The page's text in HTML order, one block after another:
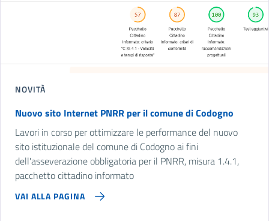
NOVITÀ
Nuovo sito Internet PNRR per il comune di Codogno
Lavori in corso per ottimizzare le performance del nuovo
sito istituzionale del comune di Codogno ai fini
dell'asseverazione obbligatoria per il PNRR, misura 1.4.1,
pacchetto cittadino informato
VAI ALLA PAGINA